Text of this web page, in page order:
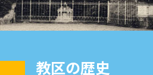
教区の歴史